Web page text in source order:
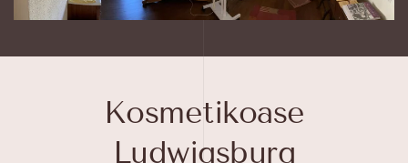
Kosmetikoase
Ludwigsburg